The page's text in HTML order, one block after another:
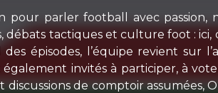
pour parler football avec passion,
débats tactiques et culture foot :
épisodes, l’équipe revient sur
invités à participer, à
de comptoir assumées,